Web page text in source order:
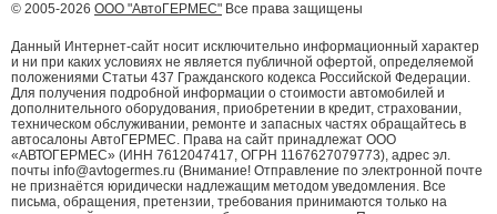
© 2005-2026 ООО "АвтоГЕРМЕС" Все права защищены
Данный Интернет-сайт носит исключительно информационный характер
и ни при каких условиях не является публичной офертой, определяемой
положениями Статьи 437 Гражданского кодекса Российской Федерации.
Для получения подробной информации о стоимости автомобилей и
дополнительного оборудования, приобретении в кредит, страховании,
техническом обслуживании, ремонте и запасных частях обращайтесь в
автосалоны АвтоГЕРМЕС. Права на сайт принадлежат ООО
«АВТОГЕРМЕС» (ИНН 7612047417, ОГРН 1167627079773), адрес эл.
почты info@avtogermes.ru (Внимание! Отправление по электронной почте
не признаётся юридически надлежащим методом уведомления. Все
письма, обращения, претензии, требования принимаются только на